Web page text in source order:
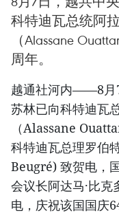
科特迪瓦总统阿
（Alassane
周年。
越通社河内——8月
苏林已向科特迪瓦
（Alassane
科特迪瓦总理罗伯
Beugré) 致贺电，
会议长阿达马·比
电，庆祝该国国庆